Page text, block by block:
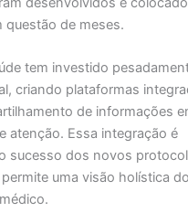
de meses.
tem investido
criando plataformas
de informações
atenção. Essa integração é
sucesso dos novos
uma visão holística